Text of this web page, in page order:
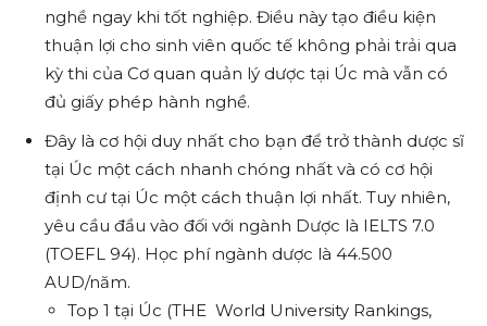
nghề ngay khi tốt nghiệp. Điều này tạo điều kiện
thuận lợi cho sinh viên quốc tế không phải trải qua
kỳ thi của Cơ quan quản lý dược tại Úc mà vẫn có
đủ giấy phép hành nghề.
Đây là cơ hội duy nhất cho bạn để trở thành dược sĩ
tại Úc một cách nhanh chóng nhất và có cơ hội
định cư tại Úc một cách thuận lợi nhất. Tuy nhiên,
yêu cầu đầu vào đối với ngành Dược là IELTS 7.0
(TOEFL 94). Học phí ngành dược là 44.500
AUD/năm.
Top 1 tại Úc (THE World University Rankings,